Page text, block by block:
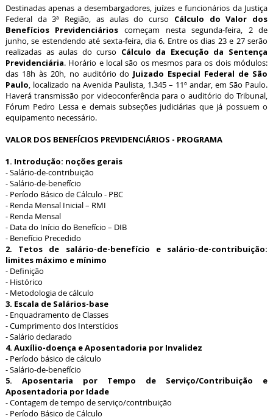
Destinadas apenas a desembargadores, juízes e funcionários da Justiça
Federal da 3ª Região, as aulas do curso Cálculo do Valor dos
Benefícios Previdenciários começam nesta segunda-feira, 2 de
junho, se estendendo até sexta-feira, dia 6. Entre os dias 23 e 27 serão
realizadas as aulas do curso Cálculo da Execução da Sentença
Previdenciária. Horário e local são os mesmos para os dois módulos:
das 18h às 20h, no auditório do Juizado Especial Federal de São
Paulo, localizado na Avenida Paulista, 1.345 – 11º andar, em São Paulo.
Haverá transmissão por videoconferência para o auditório do Tribunal,
Fórum Pedro Lessa e demais subseções judiciárias que já possuem o
equipamento necessário.
VALOR DOS BENEFÍCIOS PREVIDENCIÁRIOS - PROGRAMA
1. Introdução: noções gerais
- Salário-de-contribuição
- Salário-de-benefício
- Período Básico de Cálculo - PBC
- Renda Mensal Inicial – RMI
- Renda Mensal
- Data do Início do Benefício – DIB
- Benefício Precedido
2. Tetos de salário-de-benefício e salário-de-contribuição:
limites máximo e mínimo
- Definição
- Histórico
- Metodologia de cálculo
3. Escala de Salários-base
- Enquadramento de Classes
- Cumprimento dos Interstícios
- Salário declarado
4. Auxílio-doença e Aposentadoria por Invalidez
- Período básico de cálculo
- Salário-de-benefício
5. Aposentaria por Tempo de Serviço/Contribuição e
Aposentadoria por Idade
- Contagem de tempo de serviço/contribuição
- Período Básico de Cálculo